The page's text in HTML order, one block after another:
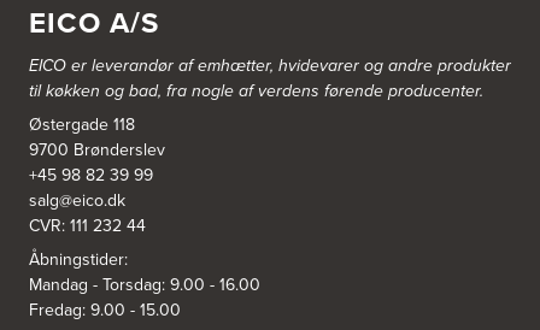
2635 Ishøj
https://www.power.dk/butik/power-ishoj/s-3830/
3831: Power Rødovre
Rødovre Centrum 90
2610 Rødovre
https://www.power.dk/butik/power-roedovre/s-3831/
3832: Power Slagelse
Japanvej 8
4200 Slagelse
Tel.:70338080
https://www.power.dk/butik/power-slagelse/s-3832/
EICO A/S
EICO er leverandør af emhætter, hvidevarer ogandre produkter
til køkken og bad, fra nogle af verdens førende producenter.
Østergade 118
9700 Brønderslev
+45 98 82 39 99
salg@eico.dk
CVR: 111 232 44
Åbningstider:
Mandag - Torsdag: 9.00 - 16.00
Fredag: 9.00 - 15.00